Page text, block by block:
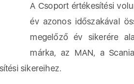
A Csoport értékesítési
év azonos időszakával
megelőző év sikerére
márka, az MAN, a
sikereihez.